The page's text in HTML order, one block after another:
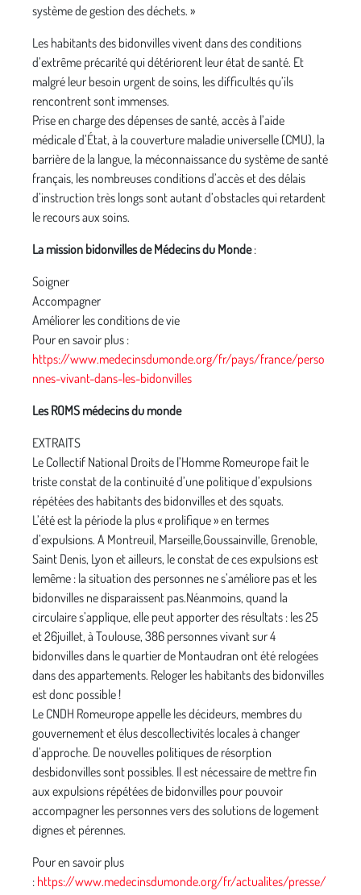
système de gestion des déchets. »
Les habitants des bidonvilles vivent dans des conditions
d’extrême précarité qui détériorent leur état de santé. Et
malgré leur besoin urgent de soins, les difficultés qu’ils
rencontrent sont immenses.
Prise en charge des dépenses de santé, accès à l’aide
médicale d’État, à la couverture maladie universelle (CMU), la
barrière de la langue, la méconnaissance du système de santé
français, les nombreuses conditions d’accès et des délais
d’instruction très longs sont autant d’obstacles qui retardent
le recours aux soins.
La mission bidonvilles de Médecins du Monde:
Soigner
Accompagner
Améliorer les conditions de vie
Pour en savoir plus :
https://www.medecinsdumonde.org/fr/pays/france/perso
nnes-vivant-dans-les-bidonvilles
Les ROMS médecins du monde
EXTRAITS
Le Collectif National Droits de l’Homme Romeurope fait le
triste constat de la continuité d’une politique d’expulsions
répétées des habitants des bidonvilles et des squats.
L’été est la période la plus « prolifique » en termes
d’expulsions. A Montreuil, Marseille,Goussainville, Grenoble,
Saint Denis, Lyon et ailleurs, le constat de ces expulsions est
lemême : la situation des personnes ne s’améliore pas et les
bidonvilles ne disparaissent pas.Néanmoins, quand la
circulaire s’applique, elle peut apporter des résultats : les 25
et 26juillet, à Toulouse, 386 personnes vivant sur 4
bidonvilles dans le quartier de Montaudran ont été relogées
dans des appartements. Reloger les habitants des bidonvilles
est donc possible !
Le CNDH Romeurope appelle les décideurs, membres du
gouvernement et élus descollectivités locales à changer
d’approche. De nouvelles politiques de résorption
desbidonvilles sont possibles. Il est nécessaire de mettre fin
aux expulsions répétées de bidonvilles pour pouvoir
accompagner les personnes vers des solutions de logement
dignes et pérennes.
Pour en savoir plus
: https://www.medecinsdumonde.org/fr/actualites/presse/